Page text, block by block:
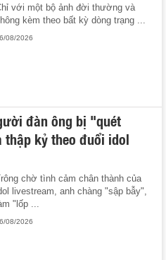
với một bộ ảnh đời thường và
kèm theo bất kỳ dòng trạng ...
08/2026
đàn ông bị "quét
kỷ theo đuổi idol
chờ tình cảm chân thành của
livestream, anh chàng "sập bẫy",
"lốp ...
08/2026